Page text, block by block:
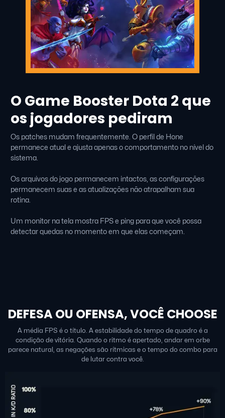
O Game Booster Dota 2 que
os jogadores pediram
Os patches mudam frequentemente. O perfil de Hone
permanece atual e ajusta apenas o comportamento no nível do
sistema.
Os arquivos do jogo permanecem intactos, as configurações
permanecem suas e as atualizações não atrapalham sua
rotina.
Um monitor na tela mostra FPS e ping para que você possa
detectar quedas no momento em que elas começam.
DEFESA OU OFENSA, VOCÊ CHOOSE
A média FPS é o título. A estabilidade do tempo de quadro é a
condição de vitória. Quando o ritmo é apertado, andar em orbe
parece natural, as negações são rítmicas e o tempo do combo para
de lutar contra você.